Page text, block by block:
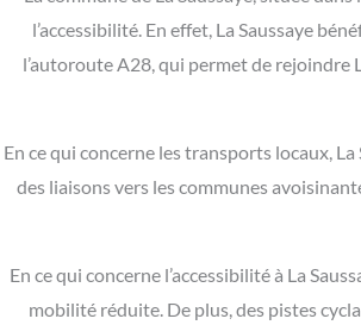
l’accessibilité. En effet, La Saussaye
l’autoroute A28, qui permet de rejoindre
En ce qui concerne les transports locaux,
des liaisons vers les communes
En ce qui concerne l’accessibilité à La
mobilité réduite. De plus, des pistes